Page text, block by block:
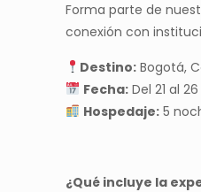
Forma parte de
conexión con
Destino: Bogotá,
Fecha: Del 21 al
Hospedaje: 5
¿Qué incluye la